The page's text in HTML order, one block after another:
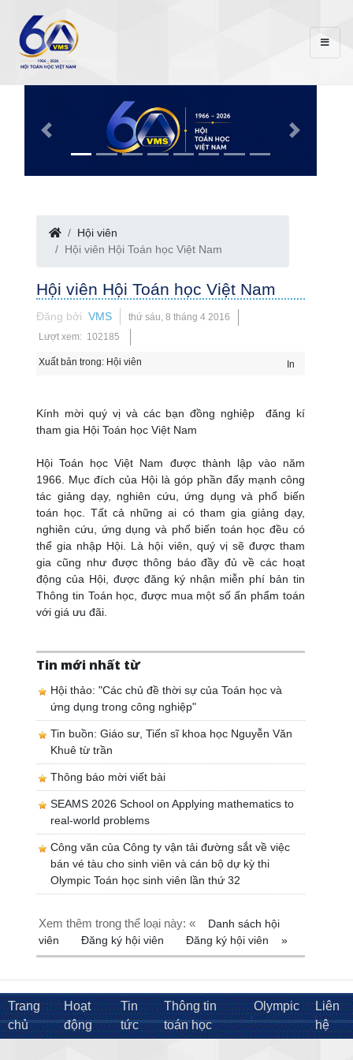
Hội viên
Hội viên Hội Toán học Việt Nam
Hội viên Hội Toán học Việt Nam
Đăng bởiVMS
thứ sáu, 8 tháng 4 2016
Lượt xem: 102185
Xuất bản trong: Hội viên In
Kính mời quý vị và các bạn đồng nghiệp đăng kí
tham gia Hội Toán học Việt Nam
Hội Toán học Việt Nam được thành lập vào năm
1966. Mục đích của Hội là góp phần đẩy mạnh công
tác giảng dạy, nghiên cứu, ứng dụng và phổ biến
toán học. Tất cả những ai có tham gia giảng dạy,
nghiên cứu, ứng dụng và phổ biến toán học đều có
thể gia nhập Hội. Là hội viên, quý vị sẽ được tham
gia cũng như được thông báo đầy đủ về các hoạt
động của Hội, được đăng ký nhận miễn phí bản tin
Thông tin Toán học, được mua một số ấn phẩm toán
với giá ưu đãi.
Tin mới nhất từ
Hội thảo: "Các chủ đề thời sự của Toán học và
ứng dụng trong công nghiệp"
Tin buồn: Giáo sư, Tiến sĩ khoa học Nguyễn Văn
Khuê từ trần
Thông báo mời viết bài
SEAMS 2026 School on Applying mathematics to
real-world problems
Công văn của Công ty vận tải đường sắt về việc
bán vé tàu cho sinh viên và cán bộ dự kỳ thi
Olympic Toán học sinh viên lần thứ 32
Xem thêm trong thể loại này: «
Danh sách hội
viên
Đăng ký hội viên Đăng ký hội viên »
Trang
chủ
Hoạt
động
Tin
tức
Thông tin
toán học
Olympic
Liên
hệ